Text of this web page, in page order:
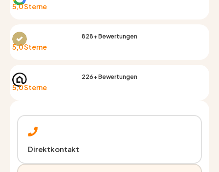
5,0 Sterne
828+ Bewertungen
5,0 Sterne
226+ Bewertungen
5,0 Sterne
Direktkontakt